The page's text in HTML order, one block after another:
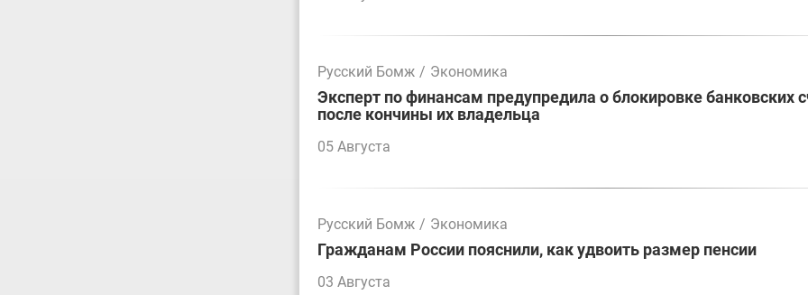
Русский Бомж / Экономика
Эксперт по финансам предупредила о блокировке банковских
после кончины их владельца
05 Августа
Русский Бомж / Экономика
Гражданам России пояснили, как удвоить размер пенсии
03 Августа